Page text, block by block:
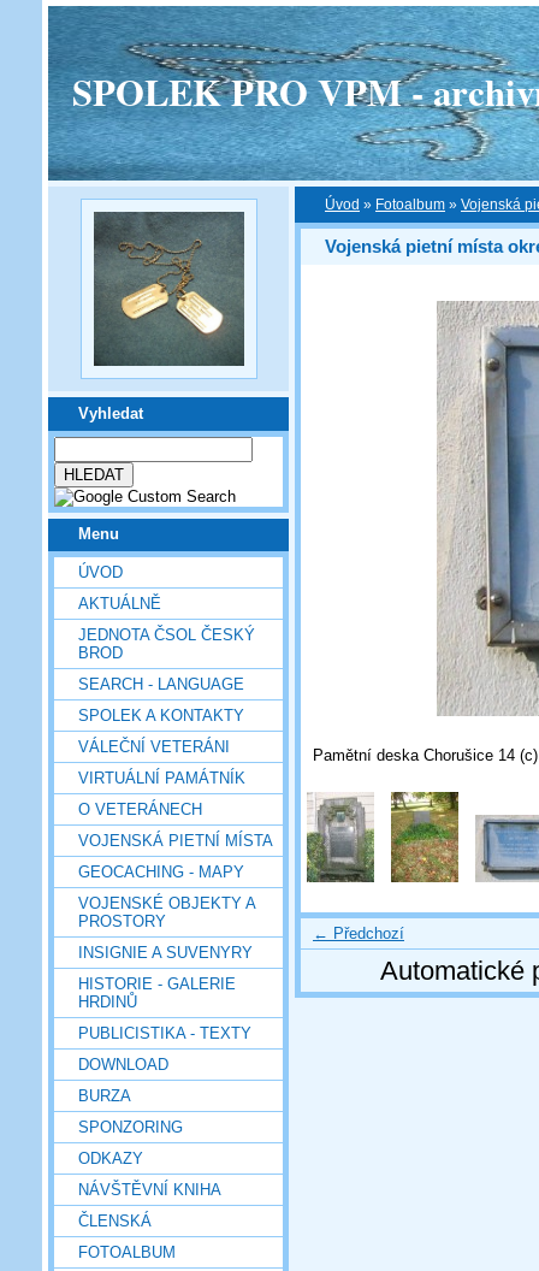
SPOLEK PRO VPM -
Vyhledat
Menu
ÚVOD
AKTUÁLNĚ
JEDNOTA ČSOL ČESKÝ
BROD
SEARCH - LANGUAGE
SPOLEK A KONTAKTY
VÁLEČNÍ VETERÁNI
VIRTUÁLNÍ PAMÁTNÍK
O VETERÁNECH
VOJENSKÁ PIETNÍ MÍSTA
GEOCACHING - MAPY
VOJENSKÉ OBJEKTY A
PROSTORY
INSIGNIE A SUVENYRY
HISTORIE - GALERIE
HRDINŮ
PUBLICISTIKA - TEXTY
DOWNLOAD
BURZA
SPONZORING
ODKAZY
NÁVŠTĚVNÍ KNIHA
ČLENSKÁ
FOTOALBUM
Úvod » Fotoalbum » Vojenská
Vojenská pietní místa
Pamětní deska Chorušice 14
← Předchozí
Automatické